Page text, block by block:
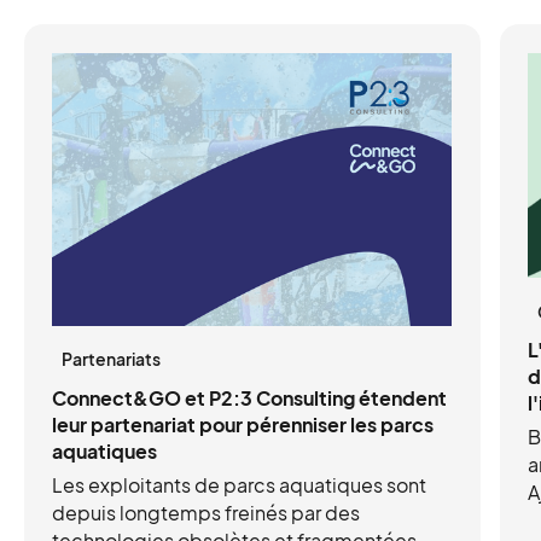
Partenariats
Connect&GO et P2:3 Consulting étendent
leur partenariat pour pérenniser les parcs
aquatiques
Les exploitants de parcs aquatiques sont
depuis longtemps freinés par des